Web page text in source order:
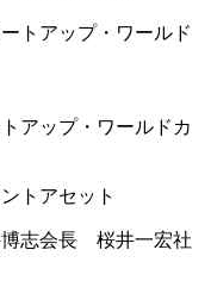
アップ・ワールドカ
トアセット